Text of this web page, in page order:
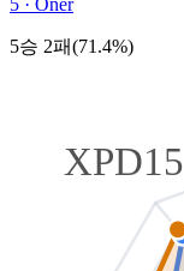
5승 2패(71.4%)
XPD15